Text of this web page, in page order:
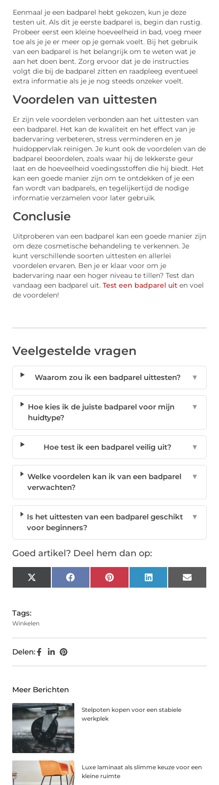
Eenmaal je een badparel hebt gekozen, kun je deze
testen uit. Als dit je eerste badparel is, begin dan rustig.
Probeer eerst een kleine hoeveelheid in bad, voeg meer
toe als je je er meer op je gemak voelt. Bij het gebruik
van een badparel is het belangrijk om te weten wat je
aan het doen bent. Zorg ervoor dat je de instructies
volgt die bij de badparel zitten en raadpleeg eventueel
extra informatie als je je nog steeds onzeker voelt.
Voordelen van uittesten
Er zijn vele voordelen verbonden aan het uittesten van
een badparel. Het kan de kwaliteit en het effect van je
badervaring verbeteren, stress verminderen en je
huidoppervlak reinigen. Je kunt ook de voordelen van de
badparel beoordelen, zoals waar hij de lekkerste geur
laat en de hoeveelheid voedingsstoffen die hij biedt. Het
kan een goede manier zijn om te ontdekken of je een
fan wordt van badparels, en tegelijkertijd de nodige
informatie verzamelen voor later gebruik.
Conclusie
Uitproberen van een badparel kan een goede manier zijn
om deze cosmetische behandeling te verkennen. Je
kunt verschillende soorten uittesten en allerlei
voordelen ervaren. Ben je er klaar voor om je
badervaring naar een hoger niveau te tillen? Test dan
vandaag een badparel uit. Test een badparel uit en voel
de voordelen!
Veelgestelde vragen
Waarom zou ik een badparel uittesten? ▼
Hoe kies ik de juiste badparel voor mijn
huidtype?
▼
Hoe test ik een badparel veilig uit? ▼
Welke voordelen kan ik van een badparel
verwachten?
▼
Is het uittesten van een badparel geschikt
voor beginners?
▼
Goed artikel? Deel hem dan op:
X
(Twitter)
FacebookPinterest LinkedIn Email
Tags:
Winkelen
Delen:
Meer Berichten
Stelpoten kopen voor een stabiele
werkplek
Luxe laminaat als slimme keuze voor een
kleine ruimte